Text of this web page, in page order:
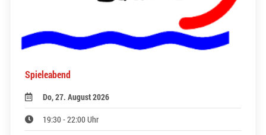
Spieleabend
Do, 27. August 2026
19:30 - 22:00 Uhr